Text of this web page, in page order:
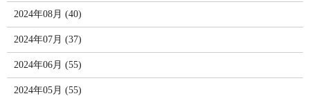
2024年08月 (40)
2024年07月 (37)
2024年06月 (55)
2024年05月 (55)